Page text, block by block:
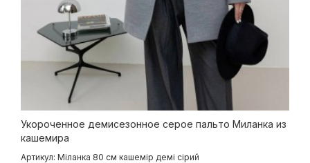
Укороченное демисезонное серое пальто Миланка из
кашемира
Артикул: Міланка 80 см кашемір демі сірий